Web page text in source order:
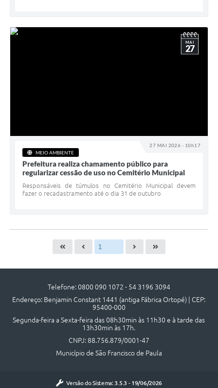
27 MAI 2026 - 10h17
MAI
27
MEIO AMBIENTE
Prefeitura realiza chamamento público para
regularizar cessão de uso no Cemitério Municipal
Responsáveis de túmulos no Cemitério Municipal devem
fazer o recadastramento até o dia 31 de outubro
Telefone: 0800 090 1072 - 54 3196 3094
Endereço: Benjamin Constant 1441 (antiga Fábrica Ortopé) | CEP:
95400-000
Segunda-feira a Sexta-feira das 08h30min às 11h30 e à tarde das
13h30min às 17h.
CNPJ: 88.756.879/0001-47
Município de São Francisco de Paula
Versão do Sistema: 3.5.3 - 19/06/2026